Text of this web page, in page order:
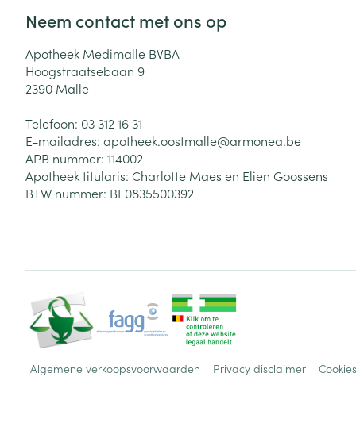
Gevoelige huid -
Toon meer
Pillendozen en
accessoires
Neem contact met ons op
Apotheek Medimalle BVBA
Hoogstraatsebaan 9
2390 Malle
Telefoon: 03 312 16 31
E-mailadres: apotheek.oostmalle@armonea.be
APB nummer: 114002
Apotheek titularis: Charlotte Maes en Elien Goossens
BTW nummer: BE0835500392
Algemene verkoopsvoorwaarden Privacy disclaimer Cookies